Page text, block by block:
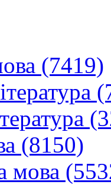
(7419)
(8150)
мова